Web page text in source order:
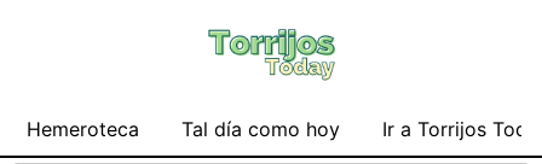
Hemeroteca Tal día como hoy Ir a Torrijos